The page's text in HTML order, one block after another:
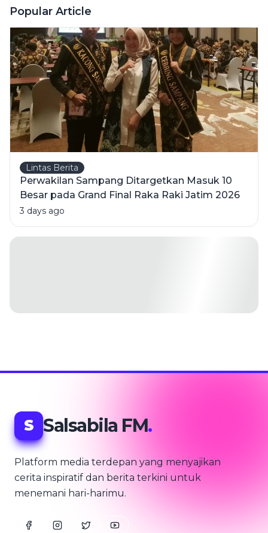
Total
Popular Article
Lintas Berita
Perwakilan Sampang Ditargetkan Masuk 10
Besar pada Grand Final Raka Raki Jatim 2026
3 days ago
S Salsabila FM.
Platform media terdepan yang menyajikan
cerita inspiratif dan berita terkini untuk
menemani hari-harimu.